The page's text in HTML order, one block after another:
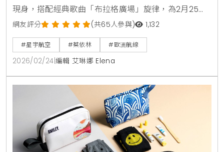
現身，搭配經典歌曲「布拉格廣場」旋律，為2月25日
開賣的布拉格歐洲新航線暖身，引爆夢幻聯名熱議。
網友評分 (共65人參與) 1,132
#星宇航空 #蔡依林 #歐洲航線
2026/02/24 編輯 艾琳娜 Elena